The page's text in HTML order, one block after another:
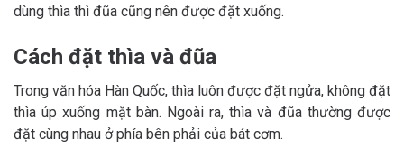
dùng thìa thì đũa cũng nên được đặt xuống.
Cách đặt thìa và đũa
Trong văn hóa Hàn Quốc, thìa luôn được đặt ngửa, không đặt
thìa úp xuống mặt bàn. Ngoài ra, thìa và đũa thường được
đặt cùng nhau ở phía bên phải của bát cơm.